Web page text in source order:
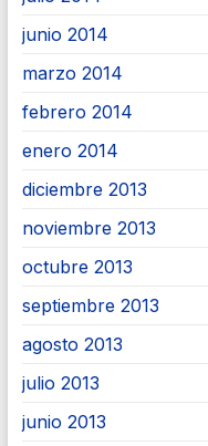
junio 2014
marzo 2014
febrero 2014
enero 2014
diciembre 2013
noviembre 2013
octubre 2013
septiembre 2013
agosto 2013
julio 2013
junio 2013